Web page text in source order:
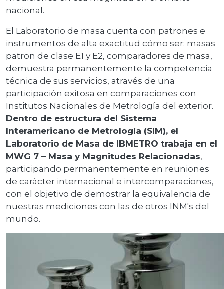
nacional.
El Laboratorio de masa cuenta con patrones e
instrumentos de alta exactitud cómo ser: masas
patron de clase E1 y E2, comparadores de masa,
demuestra permanentemente la competencia
técnica de sus servicios, através de una
participación exitosa en comparaciones con
Institutos Nacionales de Metrología del exterior.
Dentro de estructura del Sistema
Interamericano de Metrología (SIM), el
Laboratorio de Masa de IBMETRO trabaja en el
MWG 7 – Masa y Magnitudes Relacionadas,
participando permanentemente en reuniones
de carácter internacional e intercomparaciones,
con el objetivo de demostrar la equivalencia de
nuestras mediciones con las de otros INM's del
mundo.